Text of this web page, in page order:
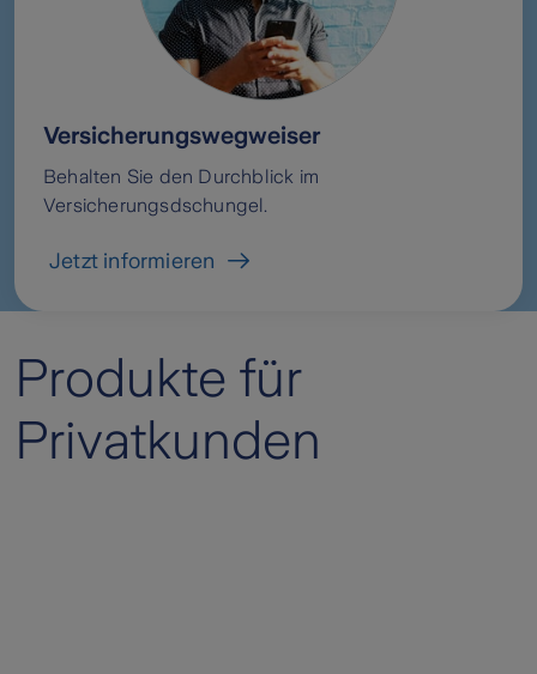
Versicherungswegweiser
Behalten Sie den Durchblick im
Versicherungsdschungel.
Jetzt informieren
Produkte für
Privatkunden